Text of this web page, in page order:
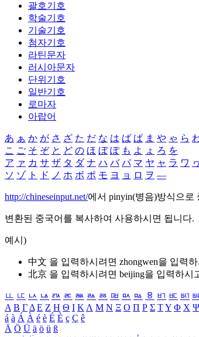
괄호기호
학술기호
기술기호
첨자기호
라틴문자
러시아문자
단위기호
일반기호
로마자
아랍어
あ ぁ か が さ ざ た だ な は ば ぱ ま や ゃ ら
こ ご そ ぞ と ど の ほ ぼ ぽ も よ ょ ろ を
ア ァ カ サ ザ タ ダ ナ ハ バ パ マ ヤ ャ ラ ワ ヮ
ソ ゾ ト ド ノ ホ ボ ポ モ ヨ ョ ロ ヲ ―
http://chineseinput.net/에서 pinyin(병음)방식으로
변환된 중국어를 복사하여 사용하시면 됩니다.
예시)
中文 을 입력하시려면 zhongwen을 입력
北京 을 입력하시려면 beijing을 입력하시
ㅥ ㅦ ㅧ ㅨ ㅩ ㅪ ㅫ ㅬ ㅭ ㅮ ㅯ ㅰ ㅱ ㅲ ㅳ ㅴ
Α Β ΓΔ Ε Ζ Η Θ Ι ΚΛ Μ Ν Ξ Ο Π Ρ Σ ΤΥ Φ Χ Ψ
á à Á À é è É È ç Ç ê
Ä Ö Ü ä ö ü ß